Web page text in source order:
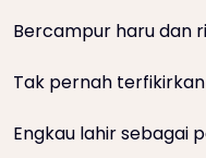
Bercampur haru dan
Tak pernah
Engkau lahir sebagai